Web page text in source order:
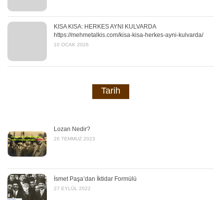
KISA KISA: HERKES AYNI KULVARDA
https://mehmetalkis.com/kisa-kisa-herkes-ayni-kulvarda/
10 OCAK 2026
Tarih
Lozan Nedir?
26 TEMMUZ 2023
İsmet Paşa’dan İktidar Formülü
27 EYLÜL 2022